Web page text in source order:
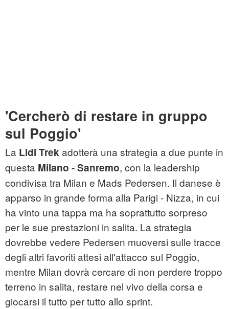
'Cercherò di restare in gruppo
sul Poggio'
La Lidl Trekadotterà una strategia a due punte in
questa Milano - Sanremo, con la leadership
condivisa tra Milan e Mads Pedersen. Il danese è
apparso in grande forma alla Parigi - Nizza, in cui
ha vinto una tappa ma ha soprattutto sorpreso
per le sue prestazioni in salita. La strategia
dovrebbe vedere Pedersen muoversi sulle tracce
degli altri favoriti attesi all'attacco sul Poggio,
mentre Milan dovrà cercare di non perdere troppo
terreno in salita, restare nel vivo della corsa e
giocarsi il tutto per tutto allo sprint.